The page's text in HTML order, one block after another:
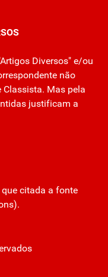
Diversos" e/ou
não
Classista. Mas pela
justificam a
citada a fonte
).